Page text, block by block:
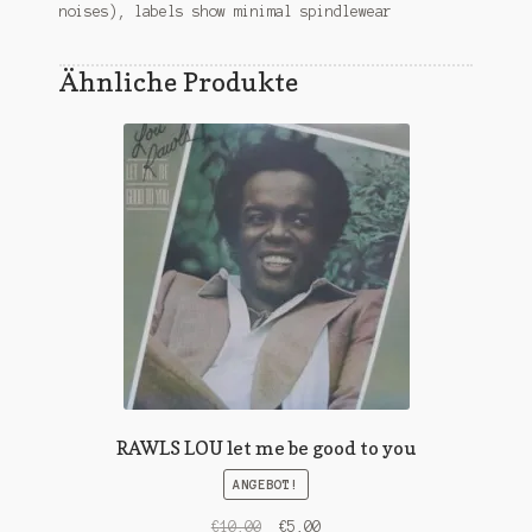
noises), labels show minimal spindlewear
Ähnliche Produkte
RAWLS LOU let me be good to you
ANGEBOT!
€10,00
Ursprünglicher
€5,00Aktueller